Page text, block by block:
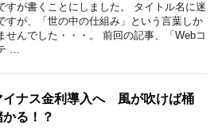
すが書くことにしました。 タイトル名に迷
すが、「世の中の仕組み」という言葉しか
せんでした・・・。 前回の記事、「Webコ
…
イナス金利導入へ 風が吹けば桶
る！？